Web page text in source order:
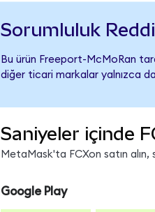
Sorumluluk Reddi
Bu ürün Freeport-McMoRan
diğer ticari markalar yalnızca
Saniyeler içinde
MetaMask'ta FCXon satın
Google Play